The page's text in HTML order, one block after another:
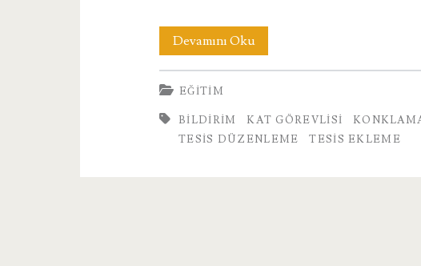
Devamını Oku4.
Tesis
EĞITIM
BILDIRIM KAT GÖREVLISI
TESIS DÜZENLEME
TESIS EKLEME